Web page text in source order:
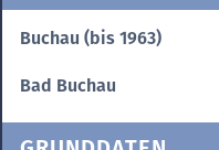
Buchau (bis 1963)
Bad Buchau